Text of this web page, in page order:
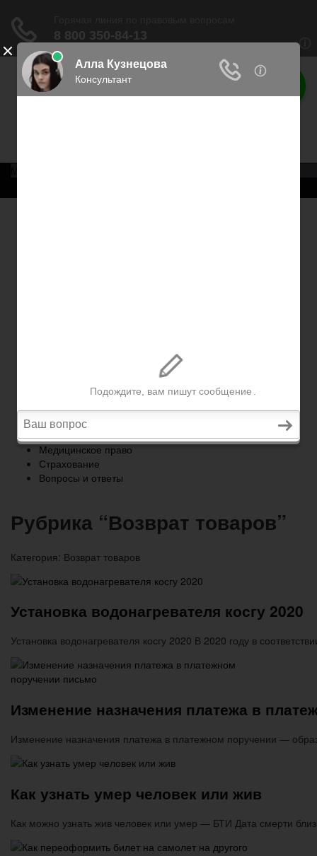
Права россиян
Главная
Военное право
Трудовое право
Медицинское право
Страхование
Вопросы и ответы
Рубрика “Возврат товаров”
Категория: Возврат товаров
Установка водонагревателя косгу 2020
Установка водонагревателя косгу 2020 В 2020 году в
Изменение назначения платежа в
Изменение назначения платежа в платежном поручении —
Как узнать умер человек или жив
Как можно узнать жив человек или умер — БТИ Дата смерти